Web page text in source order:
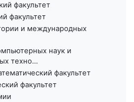
факультет
факультет
и международных
наук и
техно...
факультет
факультет